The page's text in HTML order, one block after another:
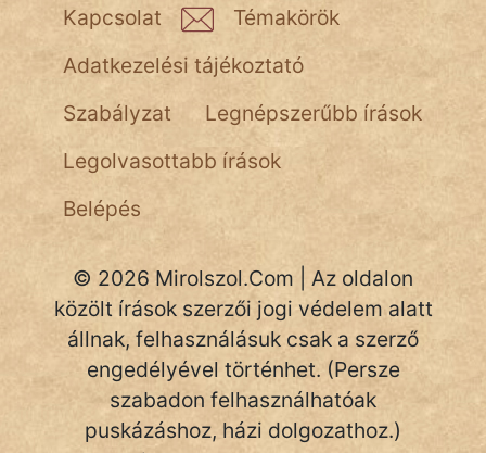
Név nélkül
pszichopati
szegény legény
Hoffer Botond
szemfüles
Kapcsolat
Témakörök
Adatkezelési tájékoztató
Szabályzat
Legnépszerűbb írások
Legolvasottabb írások
Belépés
© 2026 Mirolszol.Com | Az oldalon
közölt írások szerzői jogi védelem alatt
állnak, felhasználásuk csak a szerző
engedélyével történhet. (Persze
szabadon felhasználhatóak
puskázáshoz, házi dolgozathoz.)